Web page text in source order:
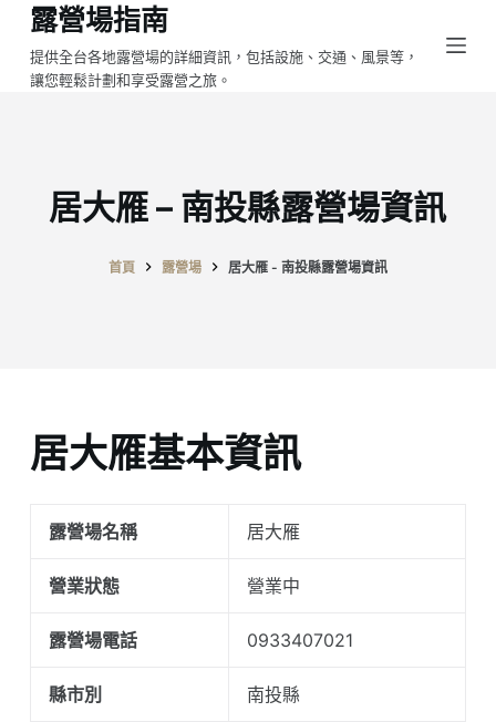
跳
至
主
露營場指南
提供全台各地露營場的詳細資訊，包括設施、交通、風景等，
讓您輕鬆計劃和享受露營之旅。
居大雁 – 南投縣露營場資訊
首頁 露營場 居大雁 - 南投縣露營場資訊
居大雁基本資訊
露營場名稱 居大雁
營業狀態 營業中
露營場電話 0933407021
縣市別 南投縣